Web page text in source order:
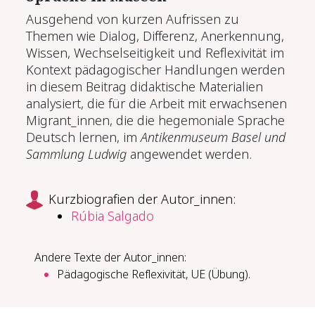
Ausgehend von kurzen Aufrissen zu
Themen wie Dialog, Differenz, Anerkennung,
Wissen, Wechselseitigkeit und Reflexivität im
Kontext pädagogischer Handlungen werden
in diesem Beitrag didaktische Materialien
analysiert, die für die Arbeit mit erwachsenen
Migrant_innen, die die hegemoniale Sprache
Deutsch lernen, imAntikenmuseum Basel und
Sammlung Ludwig angewendet werden.
Kurzbiografien der Autor_innen:
Rúbia Salgado
Andere Texte der Autor_innen:
Päd­ago­gi­sche Re­fle­xi­vi­tät, UE (Übung).